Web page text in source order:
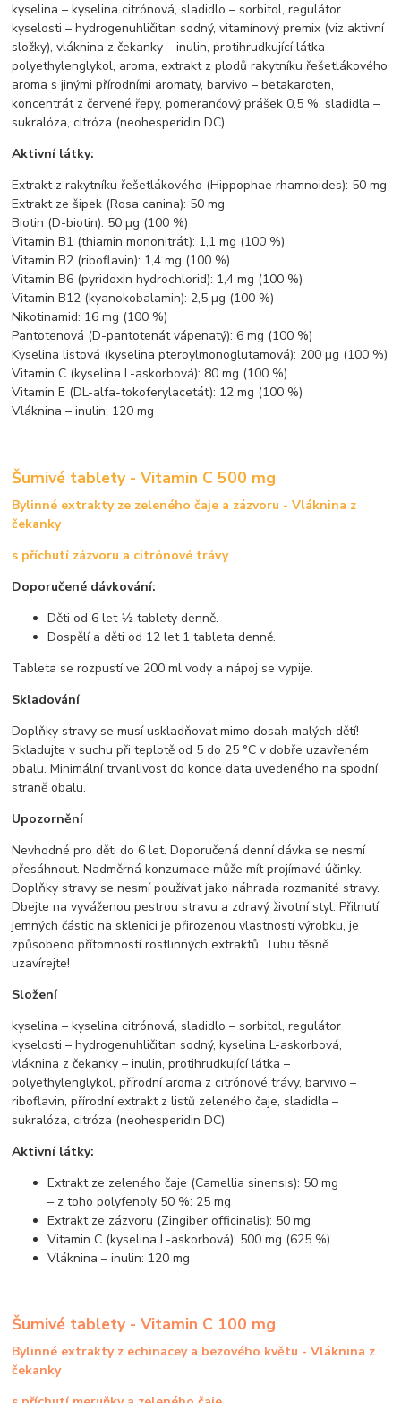
kyselina – kyselina citrónová, sladidlo – sorbitol, regulátor
kyselosti – hydrogenuhličitan sodný, vitamínový premix (viz aktivní
složky), vláknina z čekanky – inulin, protihrudkující látka –
polyethylenglykol, aroma, extrakt z plodů rakytníku řešetlákového
aroma s jinými přírodními aromaty, barvivo – betakaroten,
koncentrát z červené řepy, pomerančový prášek 0,5 %, sladidla –
sukralóza, citróza (neohesperidin DC).
Aktivní látky:
Extrakt z rakytníku řešetlákového (Hippophae rhamnoides): 50 mg
Extrakt ze šipek (Rosa canina): 50 mg
Biotin (D-biotin): 50 µg (100 %)
Vitamin B1 (thiamin mononitrát): 1,1 mg (100 %)
Vitamin B2 (riboflavin): 1,4 mg (100 %)
Vitamin B6 (pyridoxin hydrochlorid): 1,4 mg (100 %)
Vitamin B12 (kyanokobalamin): 2,5 µg (100 %)
Nikotinamid: 16 mg (100 %)
Pantotenová (D-pantotenát vápenatý): 6 mg (100 %)
Kyselina listová (kyselina pteroylmonoglutamová): 200 µg (100 %)
Vitamin C (kyselina L-askorbová): 80 mg (100 %)
Vitamin E (DL-alfa-tokoferylacetát): 12 mg (100 %)
Vláknina – inulin: 120 mg
Šumivé tablety - Vitamin C 500 mg
Bylinné extrakty ze zeleného čaje a zázvoru - Vláknina z
čekanky
s příchutí zázvoru a citrónové trávy
Doporučené dávkování:
Děti od 6 let ½ tablety denně.
Dospělí a děti od 12 let 1 tableta denně.
Tableta se rozpustí ve 200 ml vody a nápoj se vypije.
Skladování
Doplňky stravy se musí uskladňovat mimo dosah malých dětí!
Skladujte v suchu při teplotě od 5 do 25 °C v dobře uzavřeném
obalu. Minimální trvanlivost do konce data uvedeného na spodní
straně obalu.
Upozornění
Nevhodné pro děti do 6 let. Doporučená denní dávka se nesmí
přesáhnout. Nadměrná konzumace může mít projímavé účinky.
Doplňky stravy se nesmí používat jako náhrada rozmanité stravy.
Dbejte na vyváženou pestrou stravu a zdravý životní styl. Přilnutí
jemných částic na sklenici je přirozenou vlastností výrobku, je
způsobeno přítomností rostlinných extraktů. Tubu těsně
uzavírejte!
Složení
kyselina – kyselina citrónová, sladidlo – sorbitol, regulátor
kyselosti – hydrogenuhličitan sodný, kyselina L-askorbová,
vláknina z čekanky – inulin, protihrudkující látka –
polyethylenglykol, přírodní aroma z citrónové trávy, barvivo –
riboflavin, přírodní extrakt z listů zeleného čaje, sladidla –
sukralóza, citróza (neohesperidin DC).
Aktivní látky:
Extrakt ze zeleného čaje (Camellia sinensis): 50 mg
– z toho polyfenoly 50 %: 25 mg
Extrakt ze zázvoru (Zingiber officinalis): 50 mg
Vitamin C (kyselina L-askorbová): 500 mg (625 %)
Vláknina – inulin: 120 mg
Šumivé tablety - Vitamin C 100 mg
Bylinné extrakty z echinacey a bezového květu - Vláknina z
čekanky